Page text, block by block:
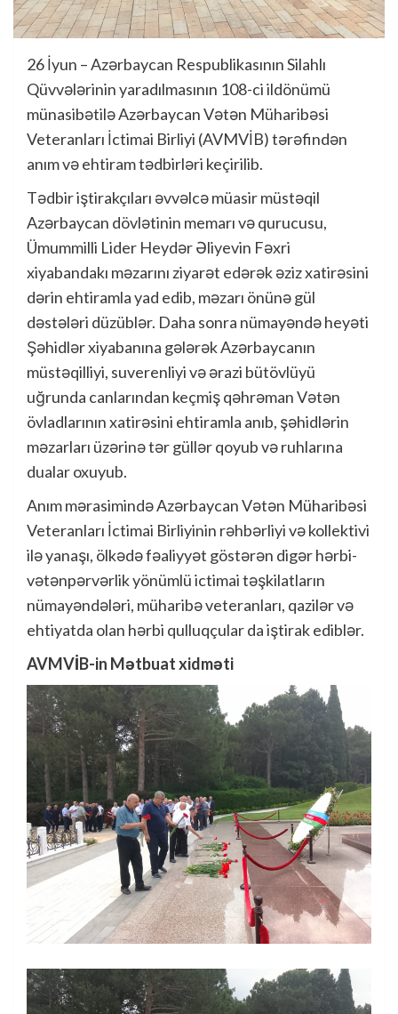
26 İyun – Azərbaycan Respublikasının Silahlı
Qüvvələrinin yaradılmasının 108-ci ildönümü
münasibətilə Azərbaycan Vətən Müharibəsi
Veteranları İctimai Birliyi (AVMVİB) tərəfindən
anım və ehtiram tədbirləri keçirilib.
Tədbir iştirakçıları əvvəlcə müasir müstəqil
Azərbaycan dövlətinin memarı və qurucusu,
Ümummilli Lider Heydər Əliyevin Fəxri
xiyabandakı məzarını ziyarət edərək əziz xatirəsini
dərin ehtiramla yad edib, məzarı önünə gül
dəstələri düzüblər. Daha sonra nümayəndə heyəti
Şəhidlər xiyabanına gələrək Azərbaycanın
müstəqilliyi, suverenliyi və ərazi bütövlüyü
uğrunda canlarından keçmiş qəhrəman Vətən
övladlarının xatirəsini ehtiramla anıb, şəhidlərin
məzarları üzərinə tər güllər qoyub və ruhlarına
dualar oxuyub.
Anım mərasimində Azərbaycan Vətən Müharibəsi
Veteranları İctimai Birliyinin rəhbərliyi və kollektivi
ilə yanaşı, ölkədə fəaliyyət göstərən digər hərbi-
vətənpərvərlik yönümlü ictimai təşkilatların
nümayəndələri, müharibə veteranları, qazilər və
ehtiyatda olan hərbi qulluqçular da iştirak ediblər.
AVMVİB-in Mətbuat xidməti